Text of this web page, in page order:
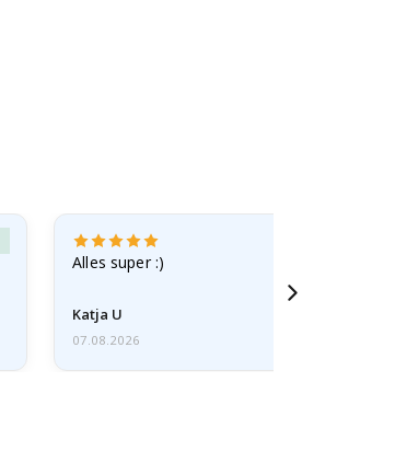
Alles super :)
Katja U
07.08.2026